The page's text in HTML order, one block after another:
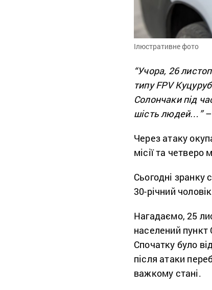
Ілюстративне фото
“Учора, 26
типу FPV
Солончаки під
шість людей…”
Через атаку
місії та четверо
Сьогодні зранку
30-річний
Нагадаємо, 25
населений
Спочатку було
після атаки
важкому стані.